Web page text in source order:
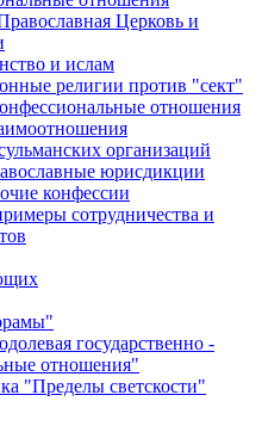
Церковь и
и ислам
религии против "сект"
отношения
организаций
юрисдикции
конфессии
сотрудничества и
государственно -
отношения"
"Пределы светскости"